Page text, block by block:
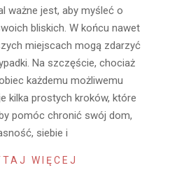
ważne jest, aby myśleć o
bliskich. W końcu nawet
miejscach mogą zdarzyć
Na szczęście, chociaż
każdemu możliwemu
kilka prostych kroków, które
pomóc chronić swój dom,
siebie i
WIĘCEJ